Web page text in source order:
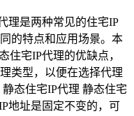
理是两种常见的住宅IP
的特点和应用场景。本
住宅IP代理的优缺点，
类型，以便在选择代理
态住宅IP代理 静态住宅
地址是固定不变的，可